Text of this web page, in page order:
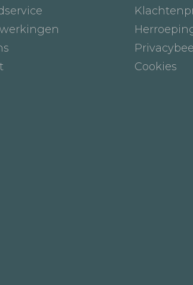
Cookies